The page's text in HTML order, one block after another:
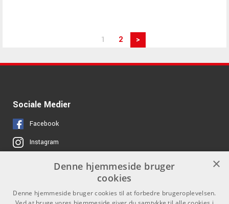
1 2 >
Sociale Medier
Facebook
Instagram
Job hos os
Kontakt
Som privatperson kan du ikke
købe på denne hjemmeside, alt
×
Denne hjemmeside bruger
cookies
Denne hjemmeside bruger cookies til at forbedre brugeroplevelsen.